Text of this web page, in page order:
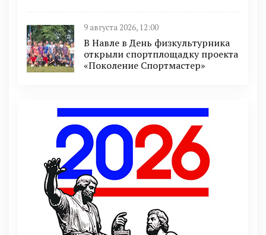
9 августа 2026, 12:00
В Навле в День физкультурника
открыли спортплощадку проекта
«Поколение Спортмастер»